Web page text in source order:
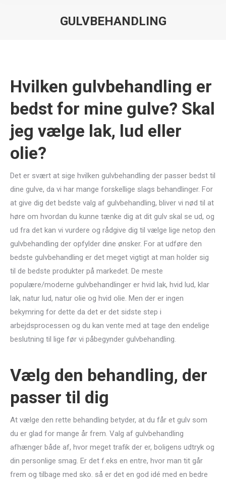
GULVBEHANDLING
Hvilken gulvbehandling er
bedst for mine gulve? Skal
jeg vælge lak, lud eller
olie?
Det er svært at sige hvilken gulvbehandling der passer bedst til
dine gulve, da vi har mange forskellige slags behandlinger. For
at give dig det bedste valg af gulvbehandling, bliver vi nød til at
høre om hvordan du kunne tænke dig at dit gulv skal se ud, og
ud fra det kan vi vurdere og rådgive dig til vælge lige netop den
gulvbehandling der opfylder dine ønsker. For at udføre den
bedste gulvbehandling er det meget vigtigt at man holder sig
til de bedste produkter på markedet. De meste
populære/moderne gulvbehandlinger er hvid lak, hvid lud, klar
lak, natur lud, natur olie og hvid olie. Men der er ingen
bekymring for dette da det er det sidste step i
arbejdsprocessen og du kan vente med at tage den endelige
beslutning til lige før vi påbegynder gulvbehandling.
Vælg den behandling, der
passer til dig
At vælge den rette behandling betyder, at du får et gulv som
du er glad for mange år frem. Valg af gulvbehandling
afhænger både af, hvor meget trafik der er, boligens udtryk og
din personlige smag. Er det f.eks en entre, hvor man tit går
frem og tilbage med sko. så er det en god idé med en bedre